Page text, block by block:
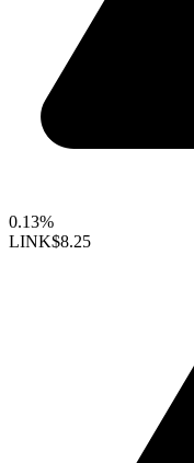
0.13%
LINK$8.25